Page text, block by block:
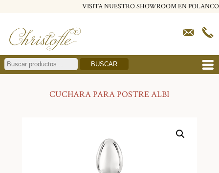
VISITA NUESTRO SHOWROOM EN POLANCO
BUSCAR
CUCHARA PARA POSTRE ALBI